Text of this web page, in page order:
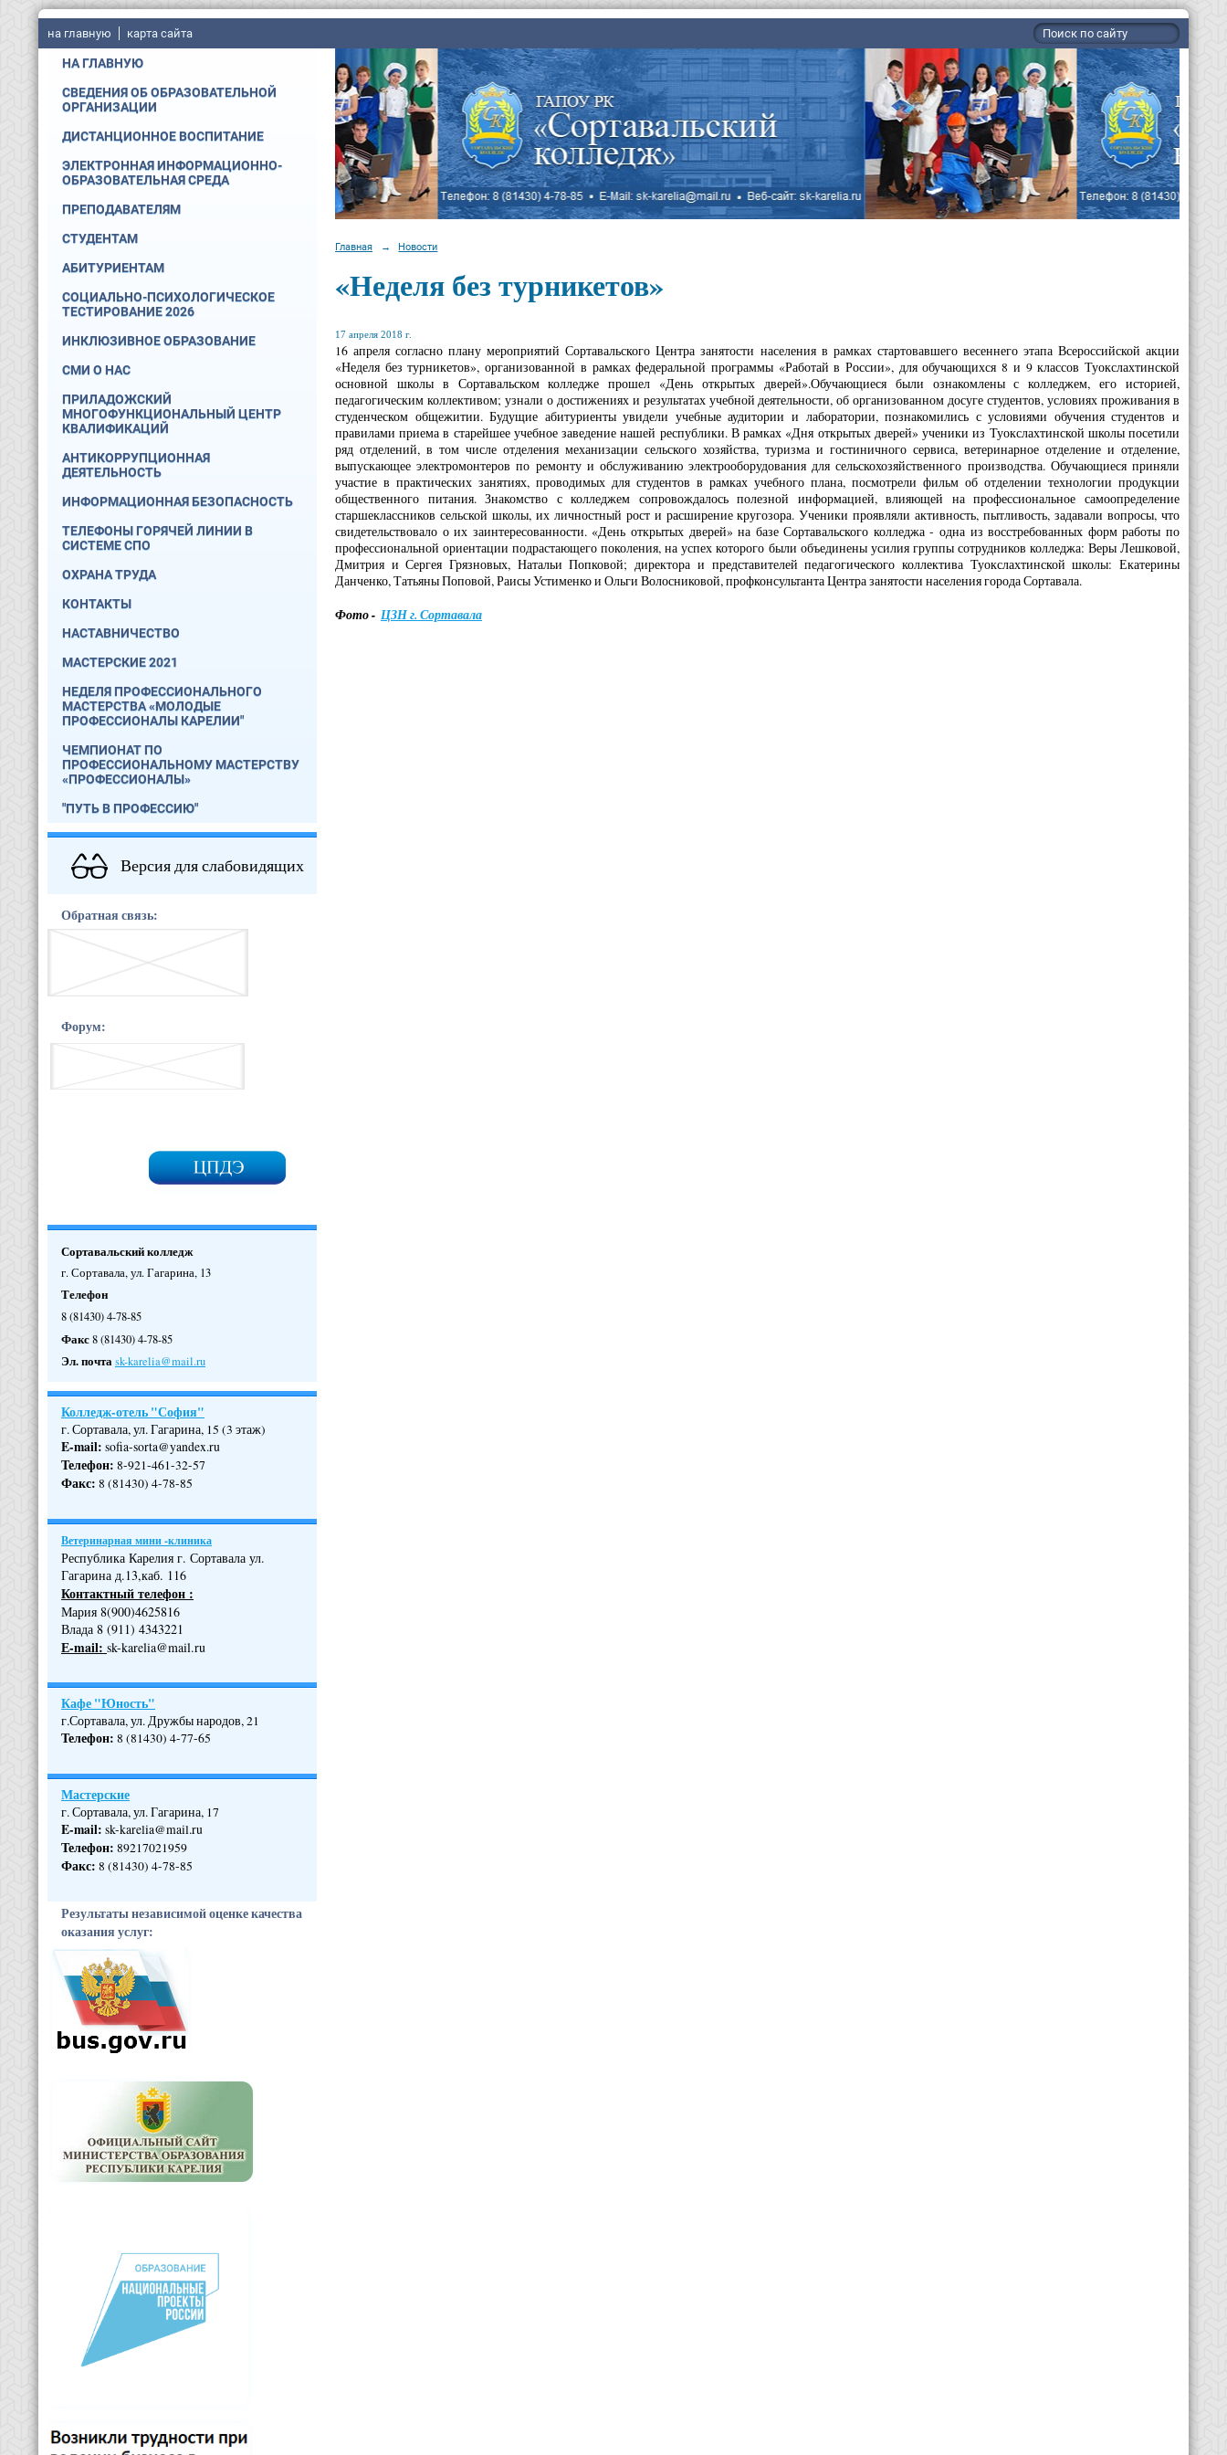
на главную карта сайта
НА ГЛАВНУЮ
СВЕДЕНИЯ ОБ ОБРАЗОВАТЕЛЬНОЙ
ОРГАНИЗАЦИИ
ДИСТАНЦИОННОЕ ВОСПИТАНИЕ
ЭЛЕКТРОННАЯ ИНФОРМАЦИОННО-
ОБРАЗОВАТЕЛЬНАЯ СРЕДА
ПРЕПОДАВАТЕЛЯМ
СТУДЕНТАМ
АБИТУРИЕНТАМ
СОЦИАЛЬНО-ПСИХОЛОГИЧЕСКОЕ
ТЕСТИРОВАНИЕ 2026
ИНКЛЮЗИВНОЕ ОБРАЗОВАНИЕ
СМИ О НАС
ПРИЛАДОЖСКИЙ
МНОГОФУНКЦИОНАЛЬНЫЙ ЦЕНТР
КВАЛИФИКАЦИЙ
АНТИКОРРУПЦИОННАЯ
ДЕЯТЕЛЬНОСТЬ
ИНФОРМАЦИОННАЯ БЕЗОПАСНОСТЬ
ТЕЛЕФОНЫ ГОРЯЧЕЙ ЛИНИИ В
СИСТЕМЕ СПО
ОХРАНА ТРУДА
КОНТАКТЫ
НАСТАВНИЧЕСТВО
МАСТЕРСКИЕ 2021
НЕДЕЛЯ ПРОФЕССИОНАЛЬНОГО
МАСТЕРСТВА «МОЛОДЫЕ
ПРОФЕССИОНАЛЫ КАРЕЛИИ"
ЧЕМПИОНАТ ПО
ПРОФЕССИОНАЛЬНОМУ МАСТЕРСТВУ
«ПРОФЕССИОНАЛЫ»
"ПУТЬ В ПРОФЕССИЮ"
Версия для слабовидящих
Обратная связь:
Форум:
Сортавальский колледж
г. Сортавала, ул. Гагарина, 13
Телефон
8 (81430) 4-78-85
Факс8 (81430) 4-78-85
Эл. почтаsk-karelia@mail.ru
Колледж-отель "София"
г. Сортавала, ул. Гагарина, 15 (3 этаж)
E-mail: sofia-sorta@yandex.ru
Телефон: 8-921-461-32-57
Факс: 8 (81430) 4-78-85
Ветеринарная мини -клиника
Республика Карелия г. Сортавала ул.
Гагарина д.13,каб. 116
Контактный телефон :
Мария 8(900)4625816
Влада 8 (911) 4343221
Е-mail: sk-karelia@mail.ru
Кафе "Юность"
г.Сортавала, ул. Дружбы народов, 21
Телефон: 8 (81430) 4-77-65
Мастерские
г. Сортавала, ул. Гагарина, 17
E-mail: sk-karelia@mail.ru
Телефон: 89217021959
Факс: 8 (81430) 4-78-85
Результаты независимой оценке качества
оказания услуг:
Главная → Новости
«Неделя без турникетов»
17 апреля 2018 г.
16 апреля согласно плану мероприятий Сортавальского Центра занятости населения в рамках стартовавшего весеннего этапа Всероссийской акции
«Неделя без турникетов», организованной в рамках федеральной программы «Работай в России», для обучающихся 8 и 9 классов Туокслахтинской
основной школы в Сортавальском колледже прошел «День открытых дверей».Обучающиеся были ознакомлены с колледжем, его историей,
педагогическим коллективом; узнали о достижениях и результатах учебной деятельности, об организованном досуге студентов, условиях проживания в
студенческом общежитии. Будущие абитуриенты увидели учебные аудитории и лаборатории, познакомились с условиями обучения студентов и
правилами приема в старейшее учебное заведение нашей республики. В рамках «Дня открытых дверей» ученики из Туокслахтинской школы посетили
ряд отделений, в том числе отделения механизации сельского хозяйства, туризма и гостиничного сервиса, ветеринарное отделение и отделение,
выпускающее электромонтеров по ремонту и обслуживанию электрооборудования для сельскохозяйственного производства. Обучающиеся приняли
участие в практических занятиях, проводимых для студентов в рамках учебного плана, посмотрели фильм об отделении технологии продукции
общественного питания. Знакомство с колледжем сопровождалось полезной информацией, влияющей на профессиональное самоопределение
старшеклассников сельской школы, их личностный рост и расширение кругозора. Ученики проявляли активность, пытливость, задавали вопросы, что
свидетельствовало о их заинтересованности. «День открытых дверей» на базе Сортавальского колледжа - одна из восстребованных форм работы по
профессиональной ориентации подрастающего поколения, на успех которого были объединены усилия группы сотрудников колледжа: Веры Лешковой,
Дмитрия и Сергея Грязновых, Натальи Попковой; директора и представителей педагогического коллектива Туокслахтинской школы: Екатерины
Данченко, Татьяны Поповой, Раисы Устименко и Ольги Волосниковой, профконсультанта Центра занятости населения города Сортавала.
Фото - ЦЗН г. Сортавала